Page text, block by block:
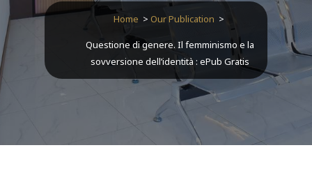
Home > Our Publication >
Questione di genere. Il femminismo e la
sovversione dell’identità : ePub Gratis